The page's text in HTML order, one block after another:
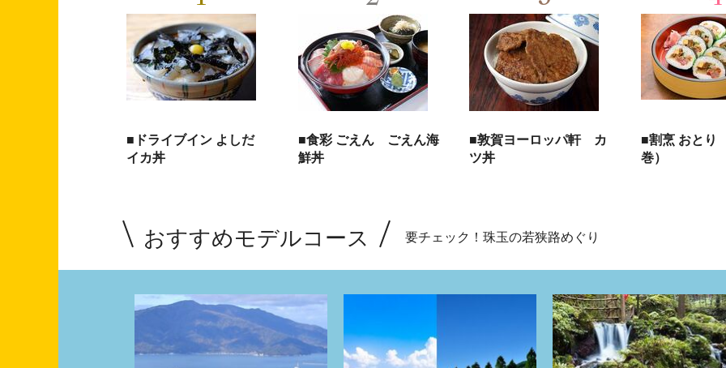
■ドライブイン よしだ
イカ丼
■食彩 ごえん ごえん海
鮮丼
■敦賀ヨーロッパ軒 カ
ツ丼
■割烹 おとり
巻）
おすすめモデルコース 要チェック！珠玉の若狭路めぐり